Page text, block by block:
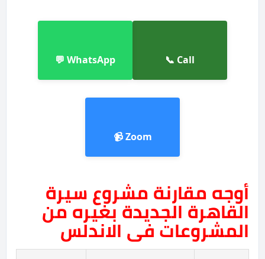
Call 📞
WhatsApp 💬
Zoom 📹
أوجه مقارنة مشروع سيرة
القاهرة الجديدة بغيره من
المشروعات فى الاندلس